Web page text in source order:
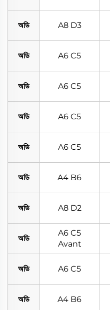
অডি A8 D3
অডি A6 C5
অডি A6 C5
অডি A6 C5
অডি A6 C5
অডি A4 B6
অডি A8 D2
অডি
A6 C5
Avant
অডি A6 C5
অডি A4 B6